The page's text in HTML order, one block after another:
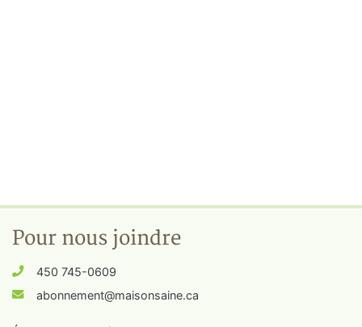
Pour nous joindre
450 745-0609
abonnement@maisonsaine.ca